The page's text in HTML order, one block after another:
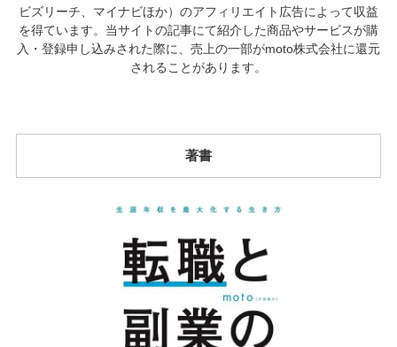
ビズリーチ、マイナビほか）のアフィリエイト広告によって収益
を得ています。当サイトの記事にて紹介した商品やサービスが購
入・登録申し込みされた際に、売上の一部がmoto株式会社に還元
されることがあります。
著書